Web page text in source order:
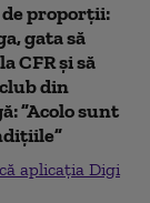
proporții:
gata să
CFR și să
din
”Acolo sunt
aplicația Digi